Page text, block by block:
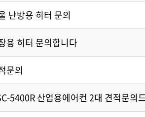
난방용 히터 문의
용 히터 문의합니다
문의
5400R 산업용에어컨 2대 견적문의